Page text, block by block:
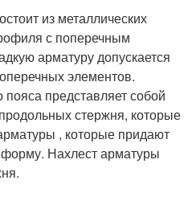
из металлических
с поперечным
арматуру допускается
элементов.
представляет собой
стержня, которые
, которые придают
Нахлест арматуры